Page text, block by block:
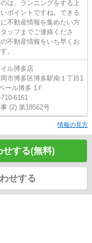
は、ランニングをする上
ポイントですね。できる
不動産情報を集めたい方
ッフまでご連絡くださ
不動産情報をいち早くお
。
ル博多店
市博多区博多駅南１丁目1
ール博多 1Ｆ
6161
(2) 第18562号
情報の見方
せする(無料)
せする